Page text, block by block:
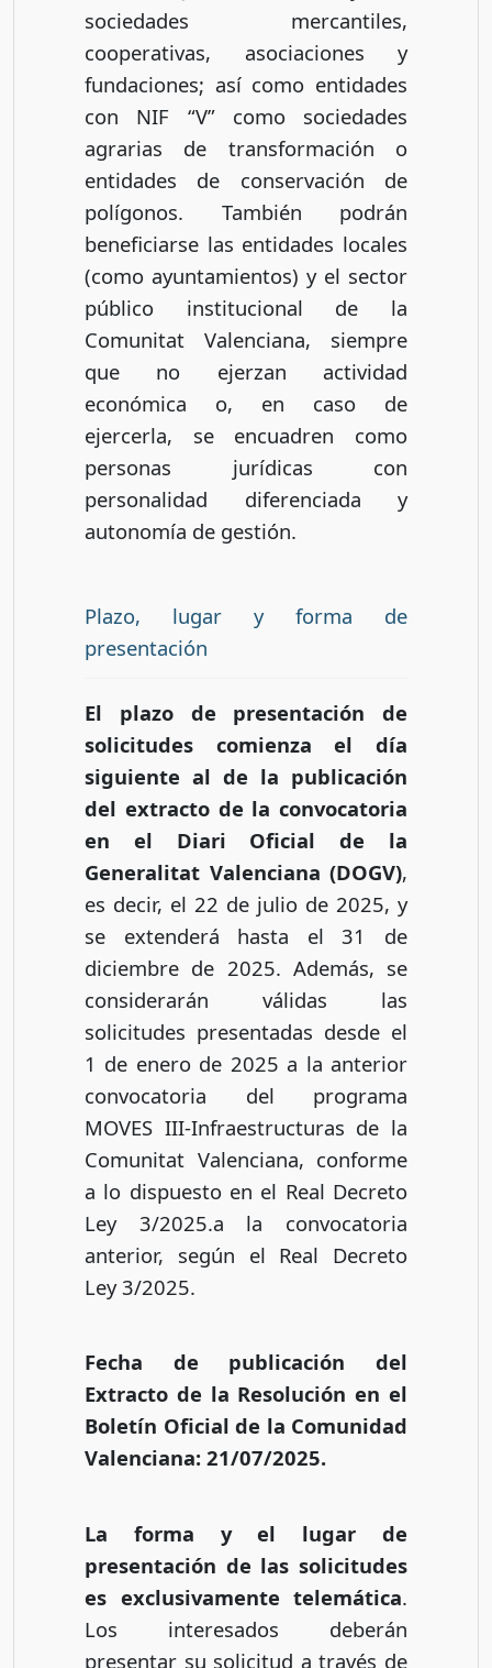
sociedades mercantiles,
cooperativas, asociaciones y
fundaciones; así como entidades
con NIF “V” como sociedades
agrarias de transformación o
entidades de conservación de
polígonos. También podrán
beneficiarse las entidades locales
(como ayuntamientos) y el sector
público institucional de la
Comunitat Valenciana, siempre
que no ejerzan actividad
económica o, en caso de
ejercerla, se encuadren como
personas jurídicas con
personalidad diferenciada y
autonomía de gestión.
Plazo, lugar y forma de
presentación
El plazo de presentación de
solicitudes comienza el día
siguiente al de la publicación
del extracto de la convocatoria
en el Diari Oficial de la
Generalitat Valenciana (DOGV),
es decir, el 22 de julio de 2025, y
se extenderá hasta el 31 de
diciembre de 2025. Además, se
considerarán válidas las
solicitudes presentadas desde el
1 de enero de 2025 a la anterior
convocatoria del programa
MOVES III-Infraestructuras de la
Comunitat Valenciana, conforme
a lo dispuesto en el Real Decreto
Ley 3/2025.a la convocatoria
anterior, según el Real Decreto
Ley 3/2025.
Fecha de publicación del
Extracto de la Resolución en el
Boletín Oficial de la Comunidad
Valenciana: 21/07/2025.
La forma y el lugar de
presentación de las solicitudes
es exclusivamente telemática.
Los interesados deberán
presentar su solicitud a través de